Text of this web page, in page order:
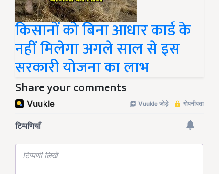
किसानों को बिना आधार कार्ड के
नहीं मिलेगा अगले साल से इस
सरकारी योजना का लाभ
Share your comments